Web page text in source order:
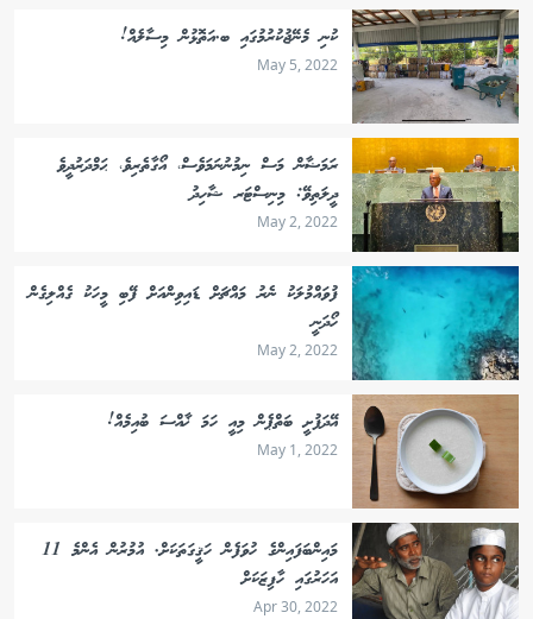
ކުނި މެނޭޖުކުރުމުގައި ބ.އަތޮޅުން މިސާލެއް!
May 5, 2022
ރަމަޟާން މަސް ނިމުނުނަމަވެސް، އޯގާތެރިވެ، ޙަމްދަރުދީވެ
ދީލަތިވޭ: މިނިސްޓަރ ޝާހިދު
May 2, 2022
ފުވައްމުލަކު ނެރު މައްޗަށް ޑައިވިންއަށް ފޭބި މީހަކު ގެއްލިގެން
ހޯދަނީ
May 2, 2022
އޭދަފުށީ ބަތްޕެން މިއީ ހަމަ ޚާއްސަ ބުއިމެއް!
May 1, 2022
މައިންބަފައިންގެ ހުވަފެން ހަޤީގަތަކަށް. އުމުރުން އެންމެ 11
އަހަރުގައި ހާފިޒަކަށް
Apr 30, 2022